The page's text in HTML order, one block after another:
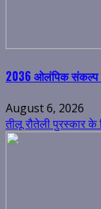
2036 ओलंपिक संकल्प
August 6, 2026
तीलू रौतेली पुरस्कार